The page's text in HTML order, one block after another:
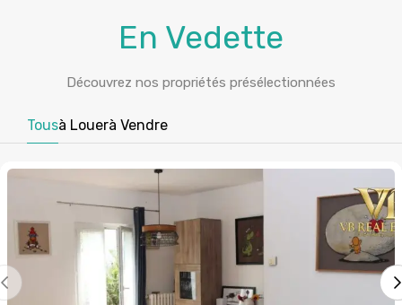
En Vedette
Découvrez nos propriétés présélectionnées
Tousà Louerà Vendre